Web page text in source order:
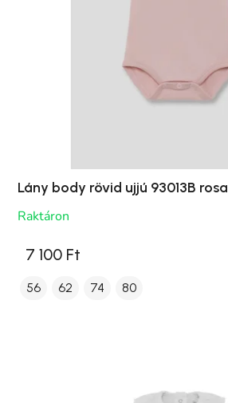
Lány body rövid ujjú 93013B rosa
Raktáron
7 100 Ft
56 62 74 80